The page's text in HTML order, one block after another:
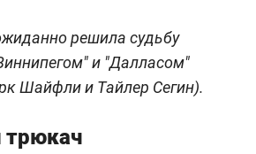
решила судьбу
и "Далласом"
Шайфли и Тайлер Сегин).
трюкач